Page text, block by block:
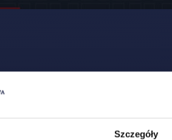
Szczegóły